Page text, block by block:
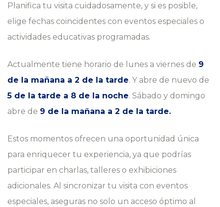
Planifica tu visita cuidadosamente, y si es posible,
elige fechas coincidentes con eventos especiales o
actividades educativas programadas.
Actualmente tiene horario de lunes a viernes de 9
de la mañana a 2 de la tarde. Y abre de nuevo de
5 de la tarde a 8 de la noche. Sábado y domingo
abre de 9 de la mañana a 2 de la tarde.
Estos momentos ofrecen una oportunidad única
para enriquecer tu experiencia, ya que podrías
participar en charlas, talleres o exhibiciones
adicionales. Al sincronizar tu visita con eventos
especiales, aseguras no solo un acceso óptimo al